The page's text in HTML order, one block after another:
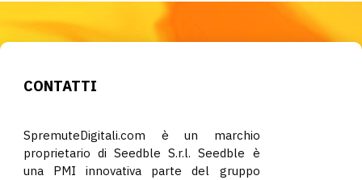
CONTATTI
SpremuteDigitali.com è un marchio
proprietario di Seedble S.r.l. Seedble è
una PMI innovativa parte del gruppo